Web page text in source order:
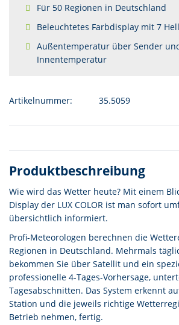
Für 50 Regionen in Deutschland
Beleuchtetes Farbdisplay mit 7
Außentemperatur über Sender
Innentemperatur
Artikelnummer: 35.5059
Produktbeschreibung
Wie wird das Wetter heute? Mit einem
Display der LUX COLOR ist man sofort
übersichtlich informiert.
Profi-Meteorologen berechnen die
Regionen in Deutschland. Mehrmals
bekommen Sie über Satellit und ein
professionelle 4-Tages-Vorhersage,
Tagesabschnitten. Das System erkennt
Station und die jeweils richtige
Betrieb nehmen, fertig.